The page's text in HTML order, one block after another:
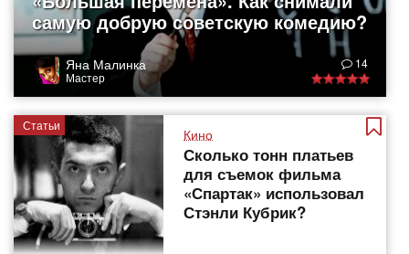
самую добрую советскую комедию?
Яна Малинка
Мастер
14
Статьи
Кино
Сколько тонн платьев
для съемок фильма
«Спартак» использовал
Стэнли Кубрик?